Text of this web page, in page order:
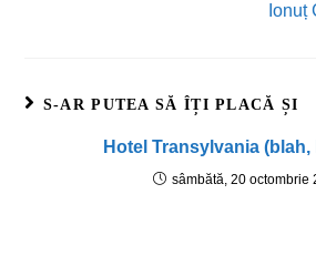
Ionuț
S-AR PUTEA SĂ ÎȚI PLACĂ ȘI
Hotel Transylvania
sâmbătă, 20 octombrie